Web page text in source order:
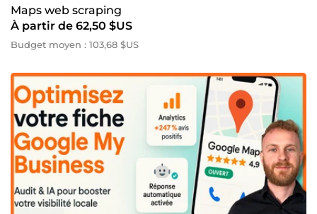
Maps web scraping
À partir de 62,50 $US
Budget moyen : 103,68 $US